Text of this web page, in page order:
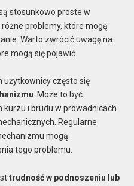
stosunkowo proste w
problemy, które mogą
Warto zwrócić uwagę na
mogą się pojawić.
użytkownicy często się
. Może to być
i brudu w prowadnicach
Regularne
mogą
tego problemu.
trudność w podnoszeniu lub